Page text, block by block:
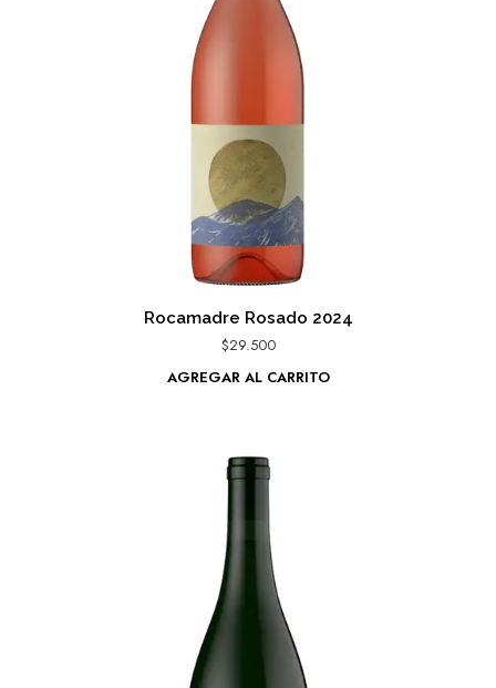
Rocamadre Rosado 2024
$29.500
AGREGAR AL CARRITO